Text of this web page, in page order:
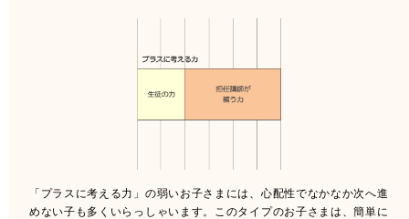
「プラスに考える力」の弱いお子さまには、心配性でなかなか次へ進
めない子も多くいらっしゃいます。このタイプのお子さまは、簡単に